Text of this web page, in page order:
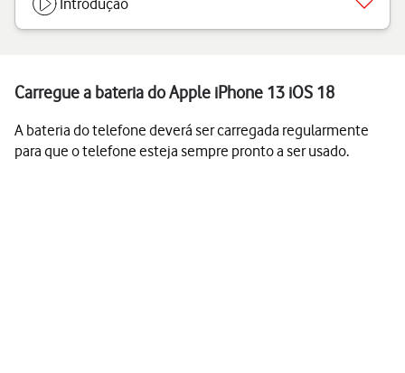
Introdução
Carregue a bateria do Apple iPhone 13 iOS 18
A bateria do telefone deverá ser carregada regularmente
para que o telefone esteja sempre pronto a ser usado.